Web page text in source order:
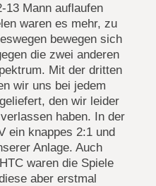
13 Mann auflaufen
waren es mehr, zu
bewegen sich
die zwei anderen
Mit der dritten
wir uns bei jedem
den wir leider
haben. In der
ein knappes 2:1 und
Anlage. Auch
waren die Spiele
aber erstmal